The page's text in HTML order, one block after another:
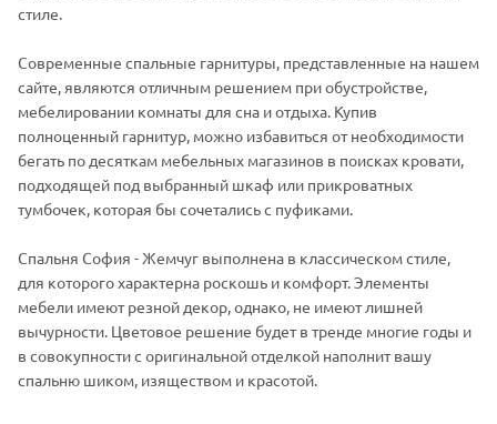
стиле.
Современные спальные гарнитуры, представленные на нашем
сайте, являются отличным решением при обустройстве,
мебелировании комнаты для сна и отдыха. Купив
полноценный гарнитур, можно избавиться от необходимости
бегать по десяткам мебельных магазинов в поисках кровати,
подходящей под выбранный шкаф или прикроватных
тумбочек, которая бы сочетались с пуфиками.
Спальня София - Жемчуг выполнена в классическом стиле,
для которого характерна роскошь и комфорт. Элементы
мебели имеют резной декор, однако, не имеют лишней
вычурности. Цветовое решение будет в тренде многие годы и
в совокупности с оригинальной отделкой наполнит вашу
спальню шиком, изяществом и красотой.